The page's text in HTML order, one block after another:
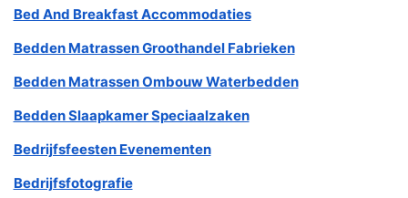
Bed And Breakfast Accommodaties
Bedden Matrassen Groothandel Fabrieken
Bedden Matrassen Ombouw Waterbedden
Bedden Slaapkamer Speciaalzaken
Bedrijfsfeesten Evenementen
Bedrijfsfotografie